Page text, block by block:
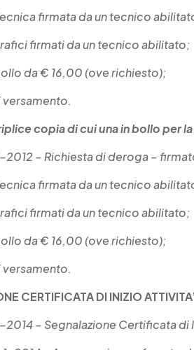
firmata da un tecnico
firmati da un tecnico abilitato;
da € 16,00 (ove richiesto);
versamento.
copia di cui una in bollo per
2012 – Richiesta di deroga –
firmata da un tecnico
firmati da un tecnico abilitato;
da € 16,00 (ove richiesto);
versamento.
CERTIFICATA DI INIZIO
2014 – Segnalazione Certificata